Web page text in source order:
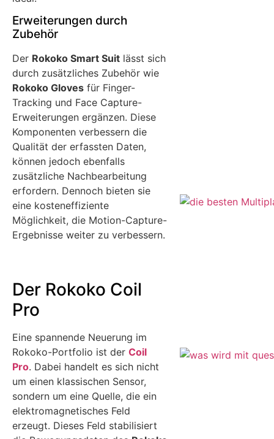
Erweiterungen durch
Zubehör
Der Rokoko Smart Suit lässt sich
durch zusätzliches Zubehör wie
Rokoko Gloves für Finger-
Tracking und Face Capture-
Erweiterungen ergänzen. Diese
Komponenten verbessern die
Qualität der erfassten Daten,
können jedoch ebenfalls
zusätzliche Nachbearbeitung
erfordern. Dennoch bieten sie
eine kosteneffiziente
Möglichkeit, die Motion-Capture-
Ergebnisse weiter zu verbessern.
Der Rokoko Coil
Pro
Eine spannende Neuerung im
Rokoko-Portfolio ist der Coil
Pro. Dabei handelt es sich nicht
um einen klassischen Sensor,
sondern um eine Quelle, die ein
elektromagnetisches Feld
erzeugt. Dieses Feld stabilisiert